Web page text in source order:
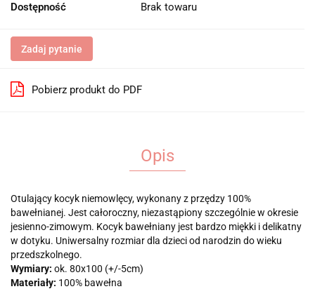
Dostępność Brak towaru
Zadaj pytanie
Pobierz produkt do PDF
Opis
Otulający kocyk niemowlęcy, wykonany z przędzy 100%
bawełnianej. Jest całoroczny, niezastąpiony szczególnie w okresie
jesienno-zimowym. Kocyk bawełniany jest bardzo miękki i delikatny
w dotyku. Uniwersalny rozmiar dla dzieci od narodzin do wieku
przedszkolnego.
Wymiary: ok. 80x100 (+/-5cm)
Materiały: 100% bawełna